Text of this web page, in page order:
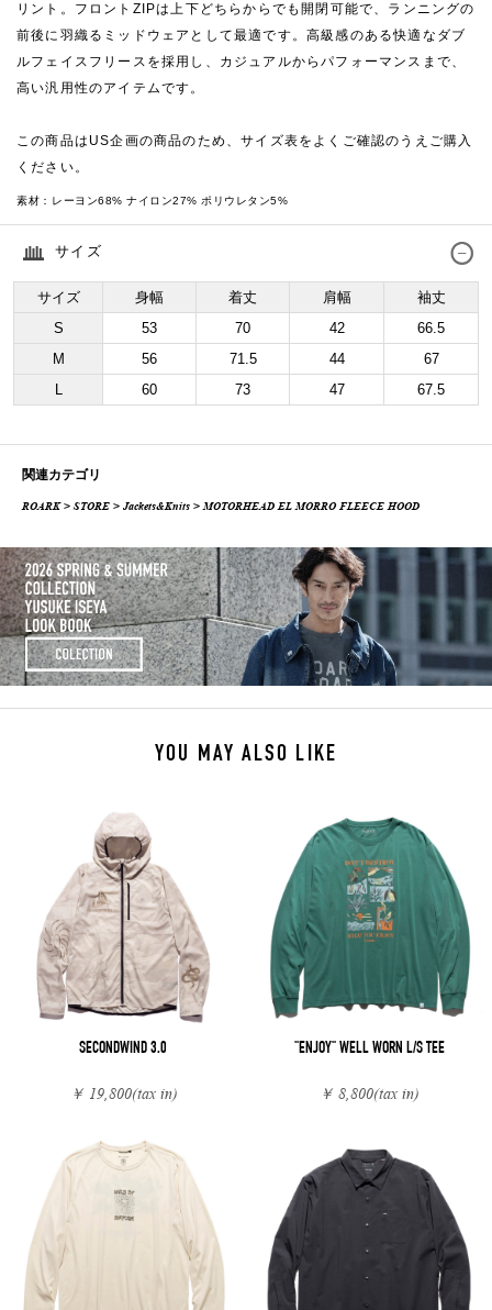
リント。フロントZIPは上下どちらからでも開閉可能で、ランニングの
前後に羽織るミッドウェアとして最適です。高級感のある快適なダブ
ルフェイスフリースを採用し、カジュアルからパフォーマンスまで、
高い汎用性のアイテムです。
この商品はUS企画の商品のため、サイズ表をよくご確認のうえご購入
ください。
素材： レーヨン68% ナイロン27% ポリウレタン5%
サイズ
サイズ 身幅 着丈 肩幅
袖丈
S
53 70 42
66.5
M
56 71.5 44
67
L
60 73 47 67.5
関連カテゴリ
ROARK>STORE > Jackets&Knits > MOTORHEAD EL MORRO FLEECE HOOD
YOU MAY ALSO LIKE
SECONDWIND 3.0
￥ 19,800(tax in)
"ENJOY" WELL WORN L/S TEE
￥ 8,800(tax in)